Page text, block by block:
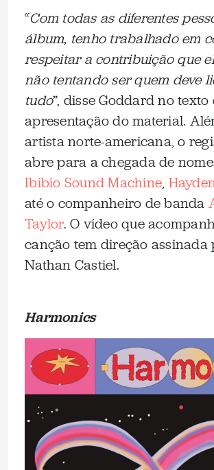
“Com todas as diferentes
álbum, tenho trabalhado em
respeitar a contribuição que
não tentando ser quem deve
tudo”, disse Goddard no texto
apresentação do material.
artista norte-americana, o
abre para a chegada de
Ibibio Sound Machine,
até o companheiro de banda
Taylor. O vídeo que
canção tem direção assinada
Nathan Castiel.
Harmonics